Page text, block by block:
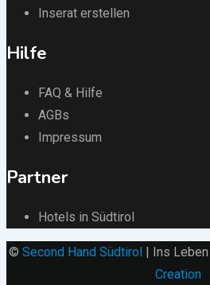
Inserat erstellen
Hilfe
FAQ & Hilfe
AGBs
Impressum
Partner
Hotels in Südtirol
© Second Hand Südtirol | Ins
Creation